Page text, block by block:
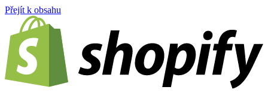
Přejít k obsahu